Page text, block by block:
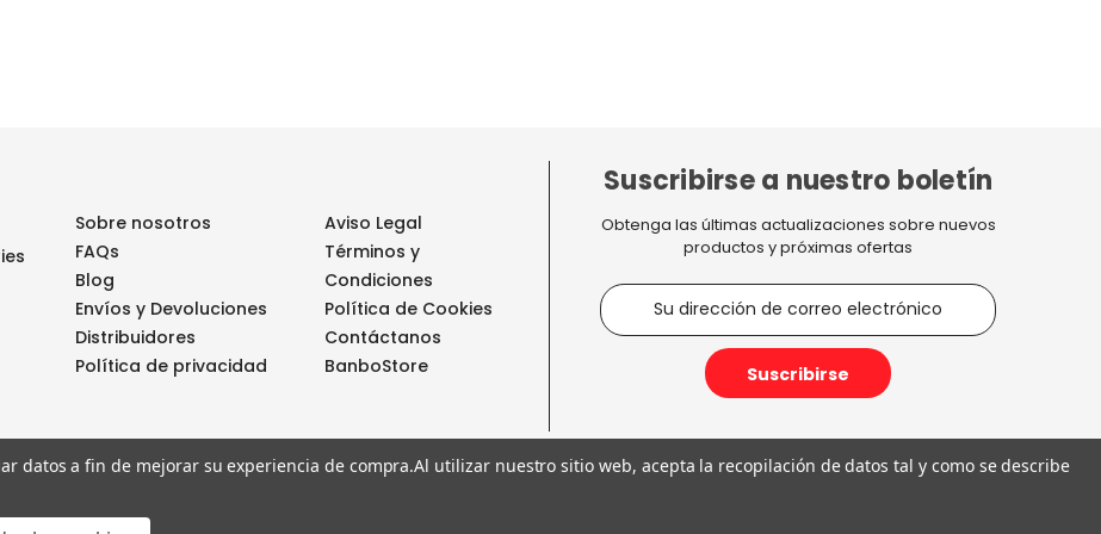
Sobre nosotros
FAQs
Blog
Envíos y Devoluciones
Distribuidores
Política de privacidad
Aviso Legal
Términos y
Condiciones
Política de Cookies
Contáctanos
BanboStore
Suscribirse a nuestro boletín
Obtenga las últimas actualizaciones sobre nuevos
productos y próximas ofertas
D
i
i
ó
datos a fin de mejorar su experiencia de compra.Al utilizar nuestro sitio web, acepta la recopilación de datos tal y como se describe